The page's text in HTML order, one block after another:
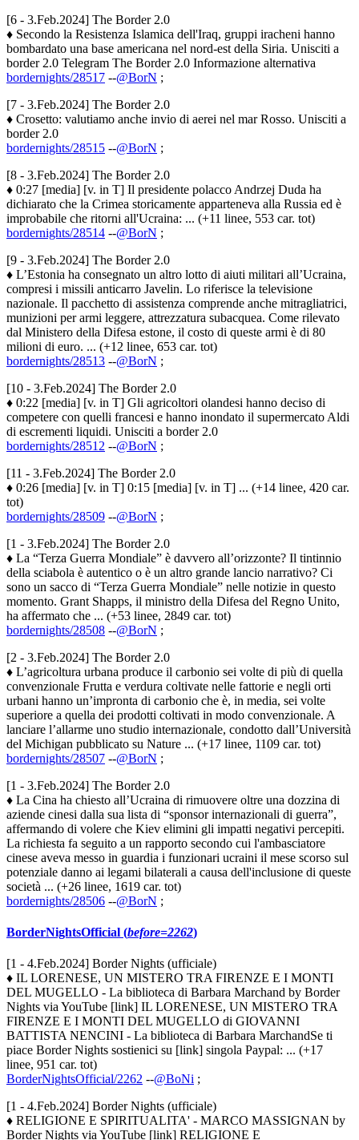
[6 - 3.Feb.2024] The Border 2.0
♦ Secondo la Resistenza Islamica dell'Iraq, gruppi iracheni hanno
bombardato una base americana nel nord-est della Siria. Unisciti a
border 2.0 Telegram The Border 2.0 Informazione alternativa
bordernights/28517 --@BorN ;
[7 - 3.Feb.2024] The Border 2.0
♦ Crosetto: valutiamo anche invio di aerei nel mar Rosso. Unisciti a
border 2.0
bordernights/28515 --@BorN ;
[8 - 3.Feb.2024] The Border 2.0
♦ 0:27 [media] [v. in T] Il presidente polacco Andrzej Duda ha
dichiarato che la Crimea storicamente apparteneva alla Russia ed è
improbabile che ritorni all'Ucraina: ... (+11 linee, 553 car. tot)
bordernights/28514 --@BorN ;
[9 - 3.Feb.2024] The Border 2.0
♦ L’Estonia ha consegnato un altro lotto di aiuti militari all’Ucraina,
compresi i missili anticarro Javelin. Lo riferisce la televisione
nazionale. Il pacchetto di assistenza comprende anche mitragliatrici,
munizioni per armi leggere, attrezzatura subacquea. Come rilevato
dal Ministero della Difesa estone, il costo di queste armi è di 80
milioni di euro. ... (+12 linee, 653 car. tot)
bordernights/28513 --@BorN ;
[10 - 3.Feb.2024] The Border 2.0
♦ 0:22 [media] [v. in T] Gli agricoltori olandesi hanno deciso di
competere con quelli francesi e hanno inondato il supermercato Aldi
di escrementi liquidi. Unisciti a border 2.0
bordernights/28512 --@BorN ;
[11 - 3.Feb.2024] The Border 2.0
♦ 0:26 [media] [v. in T] 0:15 [media] [v. in T] ... (+14 linee, 420 car.
tot)
bordernights/28509 --@BorN ;
[1 - 3.Feb.2024] The Border 2.0
♦ La “Terza Guerra Mondiale” è davvero all’orizzonte? Il tintinnio
della sciabola è autentico o è un altro grande lancio narrativo? Ci
sono un sacco di “Terza Guerra Mondiale” nelle notizie in questo
momento. Grant Shapps, il ministro della Difesa del Regno Unito,
ha affermato che ... (+53 linee, 2849 car. tot)
bordernights/28508 --@BorN ;
[2 - 3.Feb.2024] The Border 2.0
♦ L’agricoltura urbana produce il carbonio sei volte di più di quella
convenzionale Frutta e verdura coltivate nelle fattorie e negli orti
urbani hanno un’impronta di carbonio che è, in media, sei volte
superiore a quella dei prodotti coltivati in modo convenzionale. A
lanciare l’allarme uno studio internazionale, condotto dall’Università
del Michigan pubblicato su Nature ... (+17 linee, 1109 car. tot)
bordernights/28507 --@BorN ;
[1 - 3.Feb.2024] The Border 2.0
♦ La Cina ha chiesto all’Ucraina di rimuovere oltre una dozzina di
aziende cinesi dalla sua lista di “sponsor internazionali di guerra”,
affermando di volere che Kiev elimini gli impatti negativi percepiti.
La richiesta fa seguito a un rapporto secondo cui l'ambasciatore
cinese aveva messo in guardia i funzionari ucraini il mese scorso sul
potenziale danno ai legami bilaterali a causa dell'inclusione di queste
società ... (+26 linee, 1619 car. tot)
bordernights/28506 --@BorN ;
BorderNightsOfficial (before=2262)
[1 - 4.Feb.2024] Border Nights (ufficiale)
♦ IL LORENESE, UN MISTERO TRA FIRENZE E I MONTI
DEL MUGELLO - La biblioteca di Barbara Marchand by Border
Nights via YouTube [link] IL LORENESE, UN MISTERO TRA
FIRENZE E I MONTI DEL MUGELLO di GIOVANNI
BATTISTA NENCINI - La biblioteca di Barbara MarchandSe ti
piace Border Nights sostienici su [link] singola Paypal: ... (+17
linee, 951 car. tot)
BorderNightsOfficial/2262 --@BoNi ;
[1 - 4.Feb.2024] Border Nights (ufficiale)
♦ RELIGIONE E SPIRITUALITA' - MARCO MASSIGNAN by
Border Nights via YouTube [link] RELIGIONE E